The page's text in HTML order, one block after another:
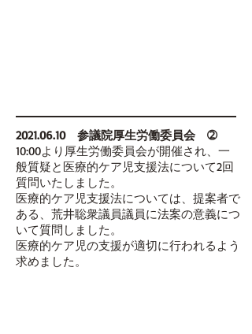
2021.06.10参議院厚生労働委員会 ➁
10:00より厚生労働委員会が開催され、一
般質疑と医療的ケア児支援法について2回
質問いたしました。
医療的ケア児支援法については、提案者で
ある、荒井聡衆議員議員に法案の意義につ
いて質問しました。
医療的ケア児の支援が適切に行われるよう
求めました。